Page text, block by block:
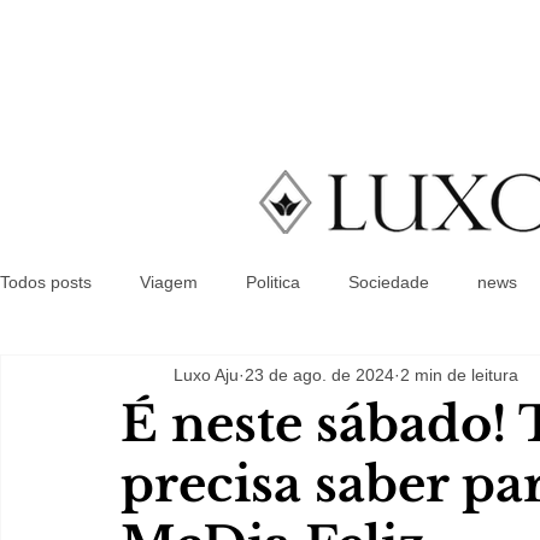
Todos posts Viagem Politica Sociedade news
É neste sábado!
precisa saber
Luxo Aju 23 de ago. de 2024 2 min de leitura